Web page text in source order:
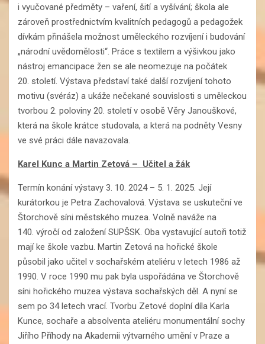
i vyučované předměty – vaření, šití a vyšívání; škola ale
zároveň prostřednictvím kvalitních pedagogů a pedagožek
dívkám přinášela možnost uměleckého rozvíjení i budování
„národní uvědomělosti“. Práce s textilem a výšivkou jako
nástroj emancipace žen se ale neomezuje na počátek
20. století. Výstava představí také další rozvíjení tohoto
motivu (svéráz) a ukáže nečekané souvislosti s uměleckou
tvorbou 2. poloviny 20. století v osobě Věry Janouškové,
která na škole krátce studovala, a která na podněty Vesny
ve své práci dále navazovala.
Karel Kunc a Martin Zetová – Učitel a žák
Termín konání výstavy 3. 10. 2024 – 5. 1. 2025. Její
kurátorkou je Petra Zachovalová. Výstava se uskuteční ve
Štorchově síni městského muzea. Volně naváže na
140. výročí od založení SUPŠSK. Oba vystavující autoři totiž
mají ke škole vazbu. Martin Zetová na hořické škole
působil jako učitel v sochařském ateliéru v letech 1986 až
1990. V roce 1990 mu pak byla uspořádána ve Štorchově
síni hořického muzea výstava sochařských děl. A nyní se
sem po 34 letech vrací. Tvorbu Zetové doplní díla Karla
Kunce, sochaře a absolventa ateliéru monumentální sochy
Jiřího Příhody na Akademii výtvarného umění v Praze a